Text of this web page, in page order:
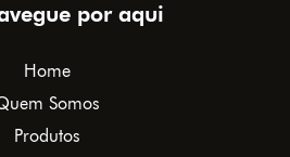
por aqui
Home
Somos
Produtos